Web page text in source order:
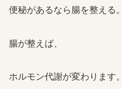
便秘があるなら腸を整える。
腸が整えば、
ホルモン代謝が変わります。